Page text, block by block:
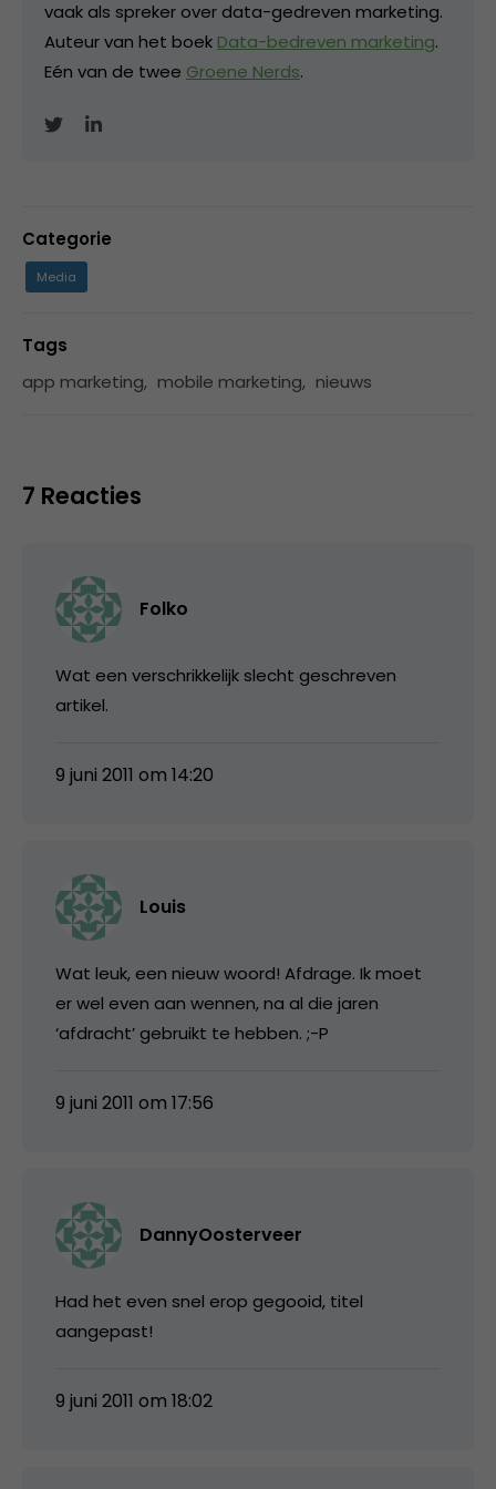
vaak als spreker over data-gedreven marketing.
Auteur van het boek Data-bedreven marketing.
Eén van de twee Groene Nerds.
Categorie
Media
Tags
app marketing, mobile marketing, nieuws
7 Reacties
Folko
Wat een verschrikkelijk slecht geschreven
artikel.
9 juni 2011 om 14:20
Louis
Wat leuk, een nieuw woord! Afdrage. Ik moet
er wel even aan wennen, na al die jaren
‘afdracht’ gebruikt te hebben. ;-P
9 juni 2011 om 17:56
DannyOosterveer
Had het even snel erop gegooid, titel
aangepast!
9 juni 2011 om 18:02